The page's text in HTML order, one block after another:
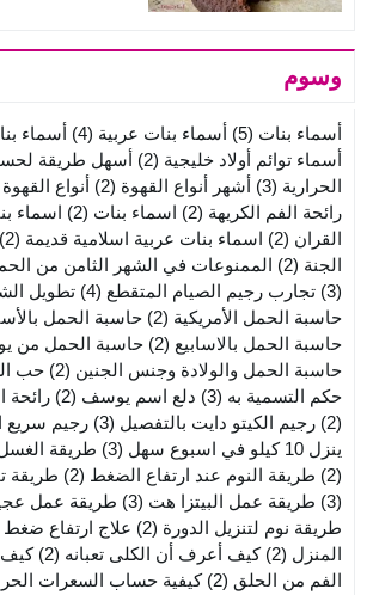
وسوم
أسماء بنات (5) أسماء بنات عربية (4) أسماء
أسماء توائم أولاد خليجية (2)
أسهل طريقة
الحرارية (3) أشهر أنواع القهوة (2) أنواع
رائحة الفم الكريهة (2) اسماء بنات (2)
القران (2) اسماء بنات عربية اسلامية قديمة (2)
الجنة (2) الممنوعات في الشهر الثامن من
(3)
تجارب رجيم الصيام المتقطع (4) تطويل
حاسبة الحمل الأمريكية (2) حاسبة الحمل
حاسبة الحمل بالاسابيع (2) حاسبة الحمل من
حاسبة الحمل والولادة وجنس الجنين (2) حب
حكم التسمية به (3) دلع اسم يوسف (2)
رائحة
(2)
رجيم الكيتو دايت بالتفصيل (3) رجيم سريع
ينزل 10 كيلو في اسبوع سهل
(3)
طريقة
(2)
طريقة النوم عند ارتفاع الضغط (2)
طريقة
(3)
طريقة عمل البيتزا هت (3) طريقة عمل
طريقة نوم لتنزيل الدورة (2)
علاج ارتفاع
المنزل (2) كيف أعرف أن الكلى تعبانه (2)
كيف
الفم من الحلق (2) كيفية حساب السعرات